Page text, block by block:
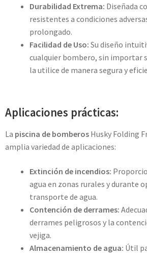
Durabilidad Extrema: Diseñada
resistentes a condiciones
prolongado.
Facilidad de Uso: Su diseño
cualquier bombero, sin importar
la utilice de manera segura y
Aplicaciones prácticas:
La piscina de bomberos Husky Folding
amplia variedad de aplicaciones:
Extinción de incendios:
agua en zonas rurales y durante
transporte de agua.
Contención de derrames:
derrames peligrosos y la
vejiga.
Almacenamiento de agua: Útil